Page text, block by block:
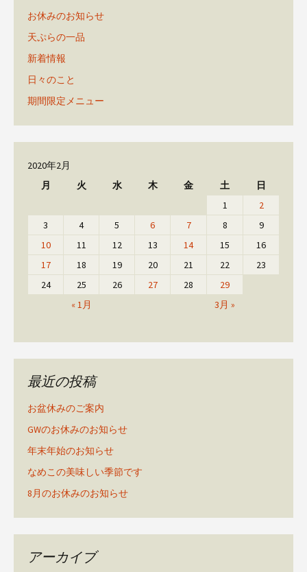
お休みのお知らせ
天ぷらの一品
新着情報
日々のこと
期間限定メニュー
2020年2月
月
火 水 木 金 土 日
« 1月 3月 »
1
2
3
4 5 6 7 8
9
10
11 12 13 14 15
16
17
18 19 20 21 22
23
24
25 26 27 28 29
最近の投稿
お盆休みのご案内
GWのお休みのお知らせ
年末年始のお知らせ
なめこの美味しい季節です
8月のお休みのお知らせ
アーカイブ